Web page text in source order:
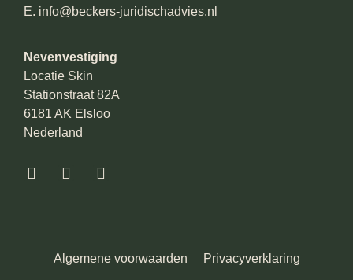
E. info@beckers-juridischadvies.nl
Nevenvestiging
Locatie Skin
Stationstraat 82A
6181 AK Elsloo
Nederland
Algemene voorwaarden Privacyverklaring